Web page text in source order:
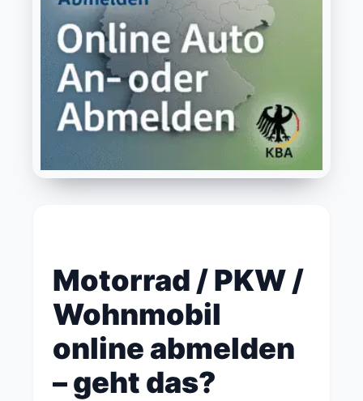
Motorrad / PKW /
Wohnmobil
online abmelden
– geht das?